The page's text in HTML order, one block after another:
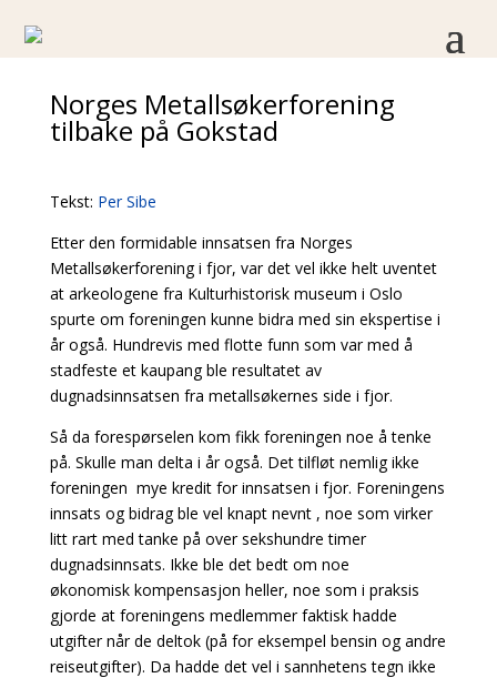
Norges Metallsøkerforening
tilbake på Gokstad
Tekst: Per Sibe
Etter den formidable innsatsen fra Norges
Metallsøkerforening i fjor, var det vel ikke helt uventet
at arkeologene fra Kulturhistorisk museum i Oslo
spurte om foreningen kunne bidra med sin ekspertise i
år også. Hundrevis med flotte funn som var med å
stadfeste et kaupang ble resultatet av
dugnadsinnsatsen fra metallsøkernes side i fjor.
Så da forespørselen kom fikk foreningen noe å tenke
på. Skulle man delta i år også. Det tilfløt nemlig ikke
foreningen mye kredit for innsatsen i fjor. Foreningens
innsats og bidrag ble vel knapt nevnt , noe som virker
litt rart med tanke på over sekshundre timer
dugnadsinnsats. Ikke ble det bedt om noe
økonomisk kompensasjon heller, noe som i praksis
gjorde at foreningens medlemmer faktisk hadde
utgifter når de deltok (på for eksempel bensin og andre
reiseutgifter). Da hadde det vel i sannhetens tegn ikke